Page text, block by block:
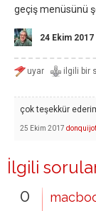
geçiş menüsünü
24 Ekim 2017
çok teşekkür
25 Ekim 2017
İlgili
0